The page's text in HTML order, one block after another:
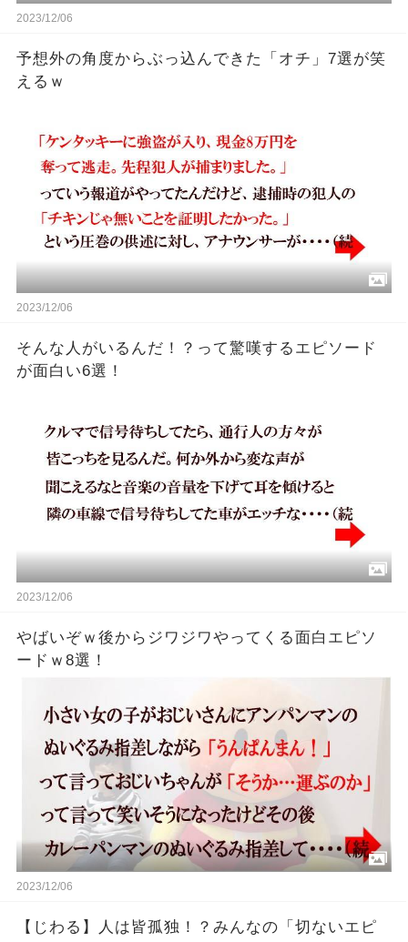
2023/12/06
予想外の角度からぶっ込んできた「オチ」7選が笑
えるｗ
2023/12/06
そんな人がいるんだ！？って驚嘆するエピソード
が面白い6選！
2023/12/06
やばいぞｗ後からジワジワやってくる面白エピソ
ードｗ8選！
2023/12/06
【じわる】人は皆孤独！？みんなの「切ないエピ